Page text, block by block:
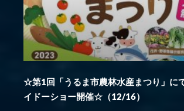
☆第1回「うるま市農林水産まつり」に
イドーショー開催☆（12/16）